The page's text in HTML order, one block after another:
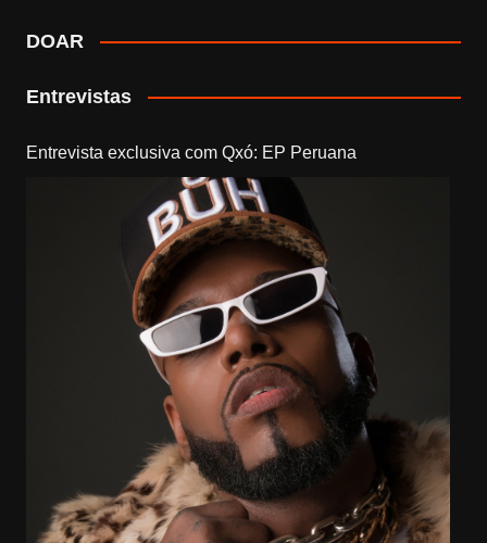
DOAR
Entrevistas
Entrevista exclusiva com Qxó: EP Peruana